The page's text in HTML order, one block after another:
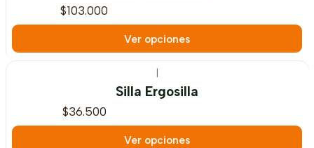
$103.000
Ver opciones
Silla Ergosilla
$36.500
Ver opciones